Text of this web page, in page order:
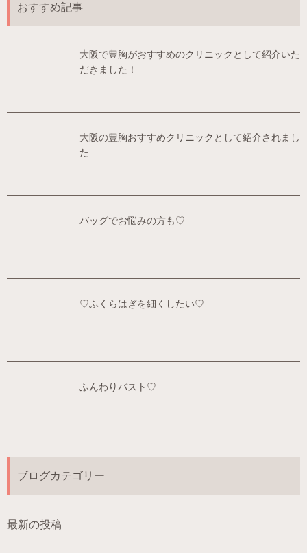
おすすめ記事
大阪で豊胸がおすすめのクリニックとして紹介いた
だきました！
大阪の豊胸おすすめクリニックとして紹介されまし
た
バッグでお悩みの方も♡
♡ふくらはぎを細くしたい♡
ふんわりバスト♡
ブログカテゴリー
最新の投稿